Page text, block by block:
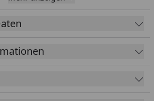
Erscheinungsbild am
exakte CNC-Bearbeitung läuft
die Lebensdauer der gesamten
steht weltweit für höchste
vieler renommierter
Direktersatz im Rahmen eines